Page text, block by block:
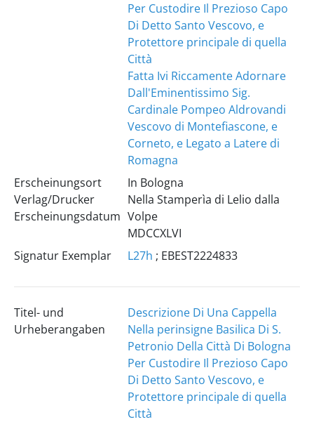
Per Custodire Il Prezioso Capo
Di Detto Santo Vescovo, e
Protettore principale di quella
Città
Fatta Ivi Riccamente Adornare
Dall'Eminentissimo Sig.
Cardinale Pompeo Aldrovandi
Vescovo di Montefiascone, e
Corneto, e Legato a Latere di
Romagna
Erscheinungsort
Verlag/Drucker
Erscheinungsdatum
In Bologna
Nella Stamperìa di Lelio dalla
Volpe
MDCCXLVI
Signatur Exemplar
L27h ; EBEST2224833
Titel- und
Urheberangaben
Descrizione Di Una Cappella
Nella perinsigne Basilica Di S.
Petronio Della Città Di Bologna
Per Custodire Il Prezioso Capo
Di Detto Santo Vescovo, e
Protettore principale di quella
Città